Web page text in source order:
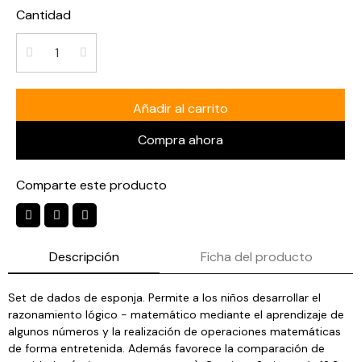
Cantidad
Añadir al carrito
Compra ahora
Comparte este producto
Descripción Ficha del producto
Set de dados de esponja. Permite a los niños desarrollar el
razonamiento lógico - matemático mediante el aprendizaje de
algunos números y la realización de operaciones matemáticas
de forma entretenida. Además favorece la comparación de